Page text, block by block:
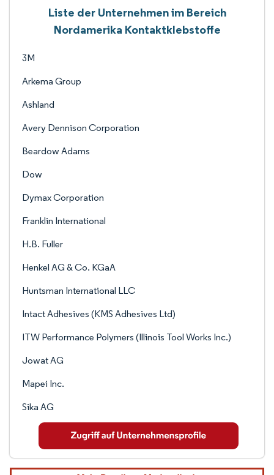
Liste der Unternehmen im Bereich
Nordamerika Kontaktklebstoffe
3M
Arkema Group
Ashland
Avery Dennison Corporation
Beardow Adams
Dow
Dymax Corporation
Franklin International
H.B. Fuller
Henkel AG & Co. KGaA
Huntsman International LLC
Intact Adhesives (KMS Adhesives Ltd)
ITW Performance Polymers (Illinois Tool Works Inc.)
Jowat AG
Mapei Inc.
Sika AG